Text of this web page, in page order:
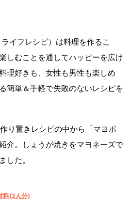
ライフレシピ）は料理を作るこ
しむことを通してハッピーを広げ
理好きも、女性も男性も楽しめ
簡単＆手軽で失敗のないレシピを
り置きレシピの中から「マヨポ
介。しょうが焼きをマヨネーズで
した。
料(2人分)